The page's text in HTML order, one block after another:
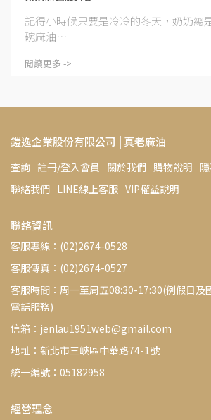
記得小時候只要是冷冷的冬天，奶奶總
碗麻油⋯
閱讀更多 ->
鎧逸企業股份有限公司 | 真老麻油
查詢 註冊/登入會員 關於我們 購物說明
聯絡我們 LINE線上客服 VIP權益說明
聯絡資訊
客服專線：(02)2674-0528
客服傳真：(02)2674-0527
客服時間：周一至周五08:30-17:30(例假日及
電話服務)
信箱：jenlau1951web@gmail.com
地址：新北市三峽區中華路74-1號
統一編號：05182958
經營理念